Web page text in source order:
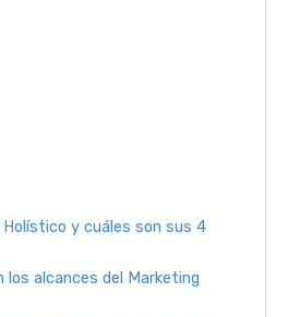
y cuáles son sus 4
los alcances del Marketing